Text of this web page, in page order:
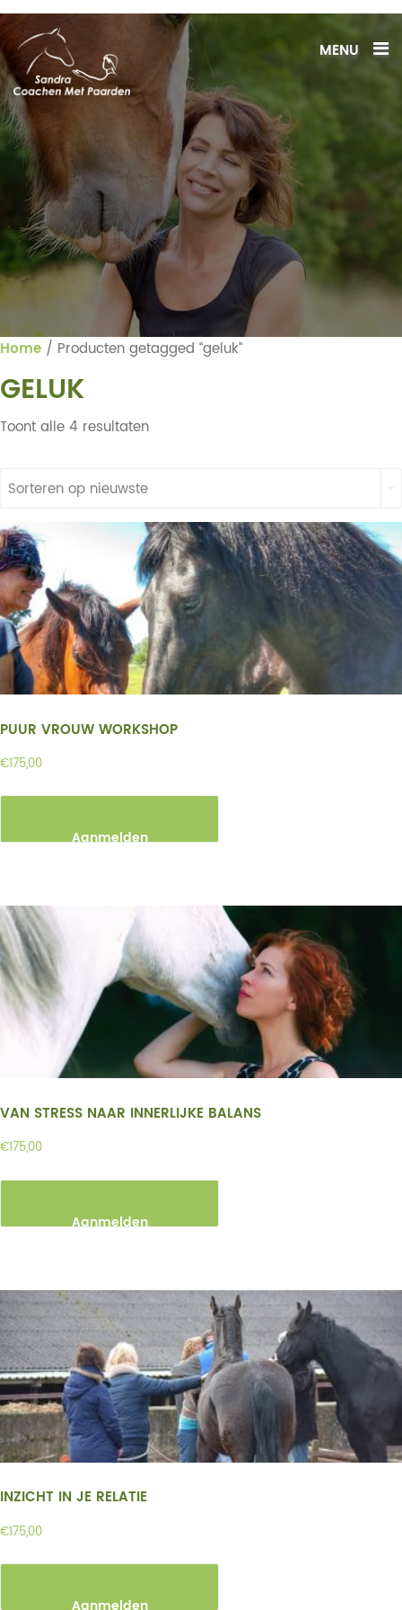
MENU
Home / Producten getagged “geluk”
GELUK
Toont alle 4 resultaten
Sorteren op nieuwste
PUUR VROUW WORKSHOP
€175,00
Aanmelden
VAN STRESS NAAR INNERLIJKE BALANS
€175,00
Aanmelden
INZICHT IN JE RELATIE
€175,00